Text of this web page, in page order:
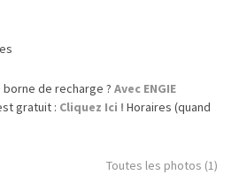
borne de recharge ? Avec ENGIE
gratuit : Cliquez Ici ! Horaires (quand
Toutes les photos (1)